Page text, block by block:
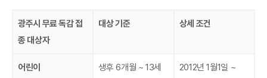
광주시 무료 독감 접
종 대상자
대상 기준 상세 조건
어린이
생후 6개월 ~ 13세
2012년 1월1일 ~